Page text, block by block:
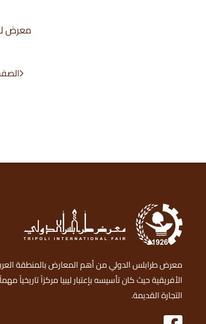
معرض
معرض طرابلس الدولي من أهم المعارض بالمنطقة
الأفريقية حيث كان تأسيسه بإعتبار ليبيا مركزاً تاريخياً
التجارة القديمة.